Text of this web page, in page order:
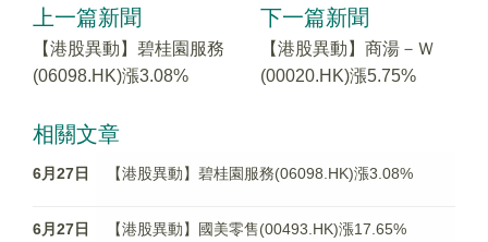
上一篇新聞
【港股異動】碧桂園服務
(06098.HK)漲3.08%
下一篇新聞
【港股異動】商湯－Ｗ
(00020.HK)漲5.75%
相關文章
6月27日 【港股異動】碧桂園服務(06098.HK)漲3.08%
6月27日 【港股異動】國美零售(00493.HK)漲17.65%